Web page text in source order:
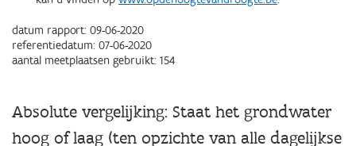
datum rapport: 09-06-2020
referentiedatum: 07-06-2020
aantal meetplaatsen gebruikt: 154
Absolute vergelijking: Staat het grondwater
hoog of laag (ten opzichte van alle dagelijkse